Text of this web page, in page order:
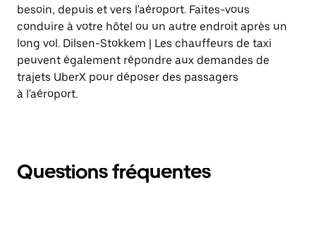
besoin, depuis et vers l'aéroport. Faites-vous
conduire à votre hôtel ou un autre endroit après un
long vol. Dilsen-Stokkem | Les chauffeurs de taxi
peuvent également répondre aux demandes de
trajets UberX pour déposer des passagers
à l'aéroport.
Questions fréquentes